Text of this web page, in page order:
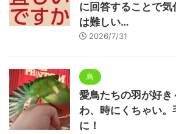
に回答することで
は難しい…
2026/7/31
鳥
愛鳥たちの羽が好
わ、時にくちゃい。
に！